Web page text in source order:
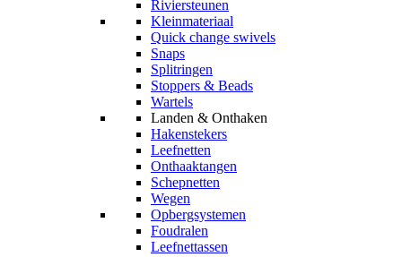
Riviersteunen
Kleinmateriaal
Quick change swivels
Snaps
Splitringen
Stoppers & Beads
Wartels
Landen & Onthaken
Hakenstekers
Leefnetten
Onthaaktangen
Schepnetten
Wegen
Opbergsystemen
Foudralen
Leefnettassen